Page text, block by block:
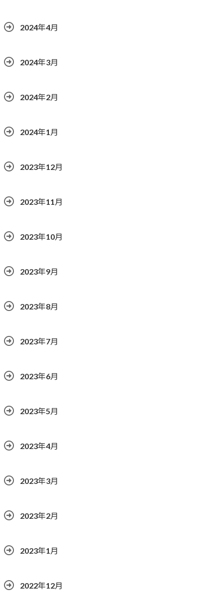
2024年4月
2024年3月
2024年2月
2024年1月
2023年12月
2023年11月
2023年10月
2023年9月
2023年8月
2023年7月
2023年6月
2023年5月
2023年4月
2023年3月
2023年2月
2023年1月
2022年12月